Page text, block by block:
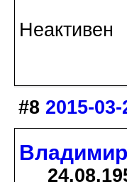
Неактивен
#8 2015-